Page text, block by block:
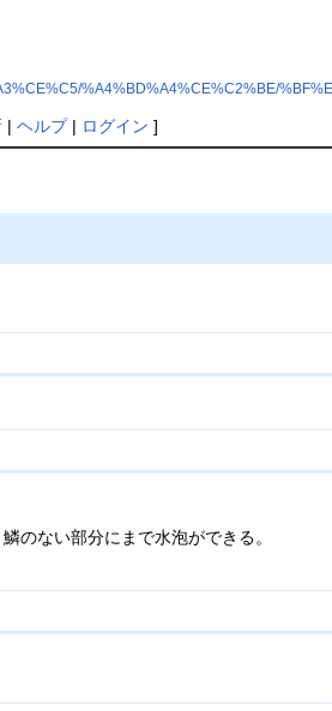
%A4%BD%A4%CE%C2%BE/
| ヘルプ| ログイン ]
のない部分にまで水泡ができる。